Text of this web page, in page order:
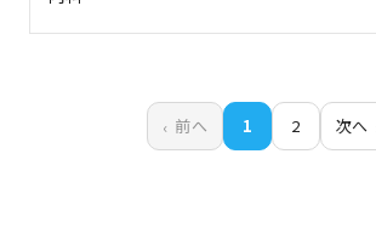
前へ 1 2 次へ